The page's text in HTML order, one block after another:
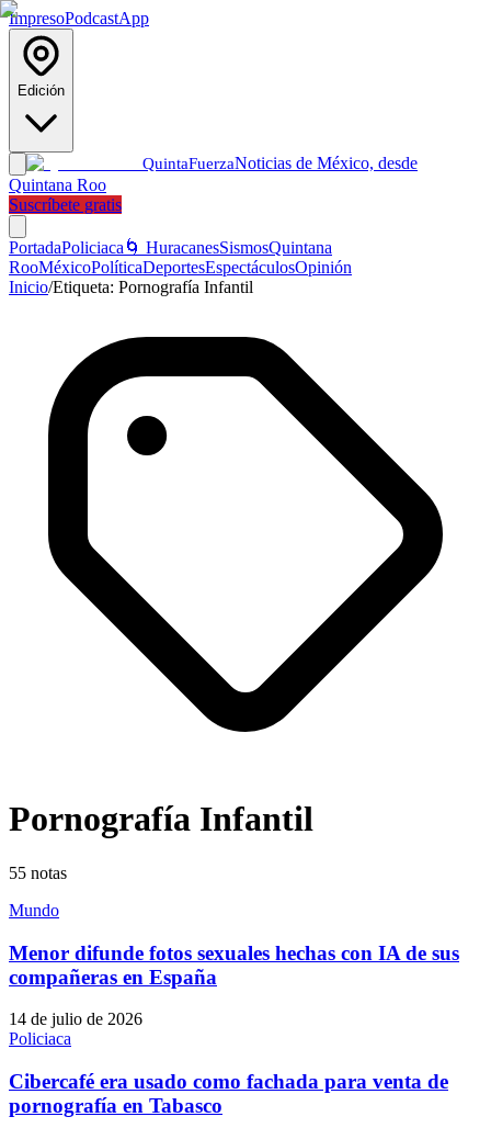
ImpresoPodcastApp
Edición
QuintaFuerzaNoticias de México, desde
Quintana Roo
Suscríbete gratis
PortadaPoliciaca 🌀 HuracanesSismosQuintana
RooMéxicoPolíticaDeportesEspectáculosOpinión
Inicio/Etiqueta: Pornografía Infantil
Pornografía Infantil
55 notas
Mundo
Menor difunde fotos sexuales hechas con IA de sus
compañeras en España
14 de julio de 2026
Policiaca
Cibercafé era usado como fachada para venta de
pornografía en Tabasco